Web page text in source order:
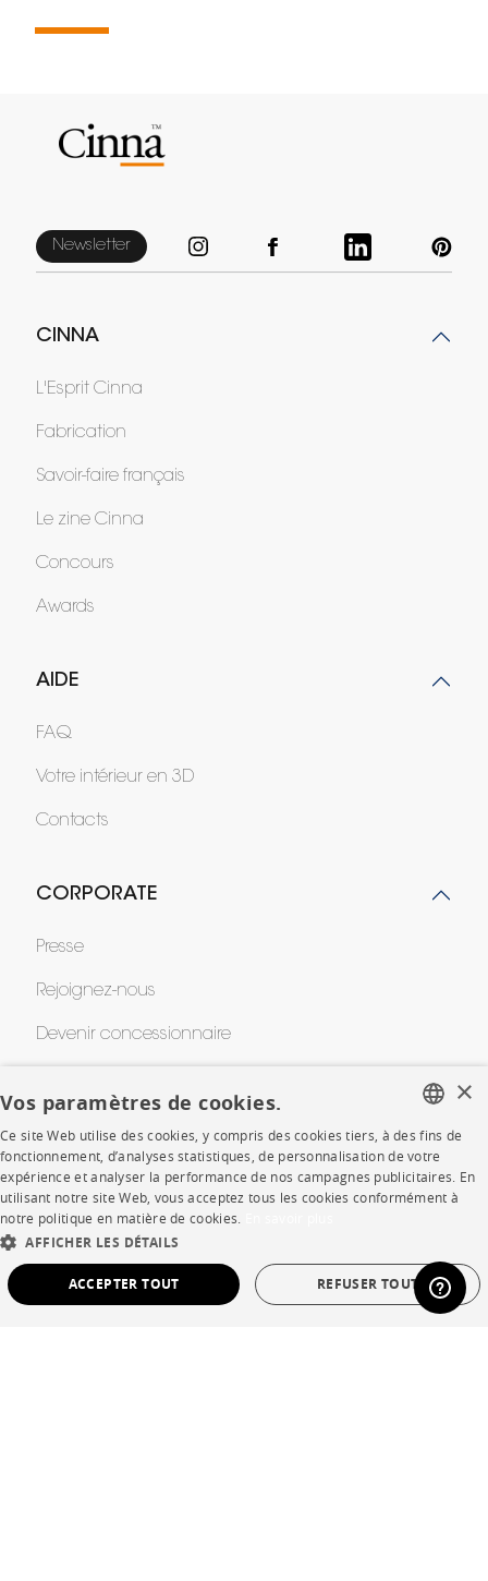
Newsletter
CINNA
L'Esprit Cinna
Fabrication
Savoir-faire français
Le zine Cinna
Concours
Awards
AIDE
FAQ
Votre intérieur en 3D
Contacts
CORPORATE
Presse
Rejoignez-nous
Devenir concessionnaire
SHOP
Points de vente
Garanties et SAV
Ventes privées
FRENCH
ENGLISH
SPANISH
×
Vos paramètres de cookies.
Ce site Web utilise des cookies, y compris des cookies tiers, à des fins de
fonctionnement, d’analyses statistiques, de personnalisation de votre
expérience et analyser la performance de nos campagnes publicitaires. En
utilisant notre site Web, vous acceptez tous les cookies conformément à
notre politique en matière de cookies.
AFFICHER LES DÉTAILS
ACCEPTER TOUT REFUSER TOUT